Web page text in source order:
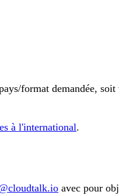
format demandée,
à l'international.
avec pour